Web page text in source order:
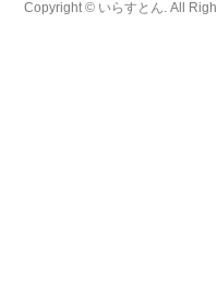
Copyright © いらすとん. All